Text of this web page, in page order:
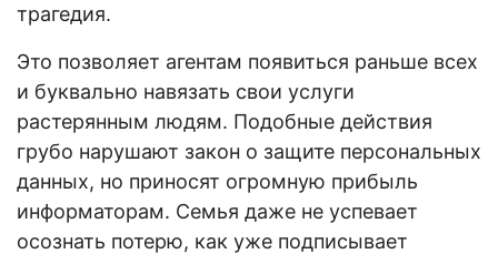
трагедия.
Это позволяет агентам появиться раньше всех
и буквально навязать свои услуги
растерянным людям. Подобные действия
грубо нарушают закон о защите персональных
данных, но приносят огромную прибыль
информаторам. Семья даже не успевает
осознать потерю, как уже подписывает